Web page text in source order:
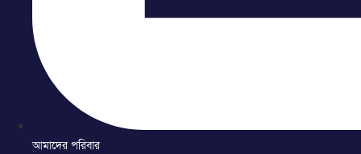
আমাদের পরিবার